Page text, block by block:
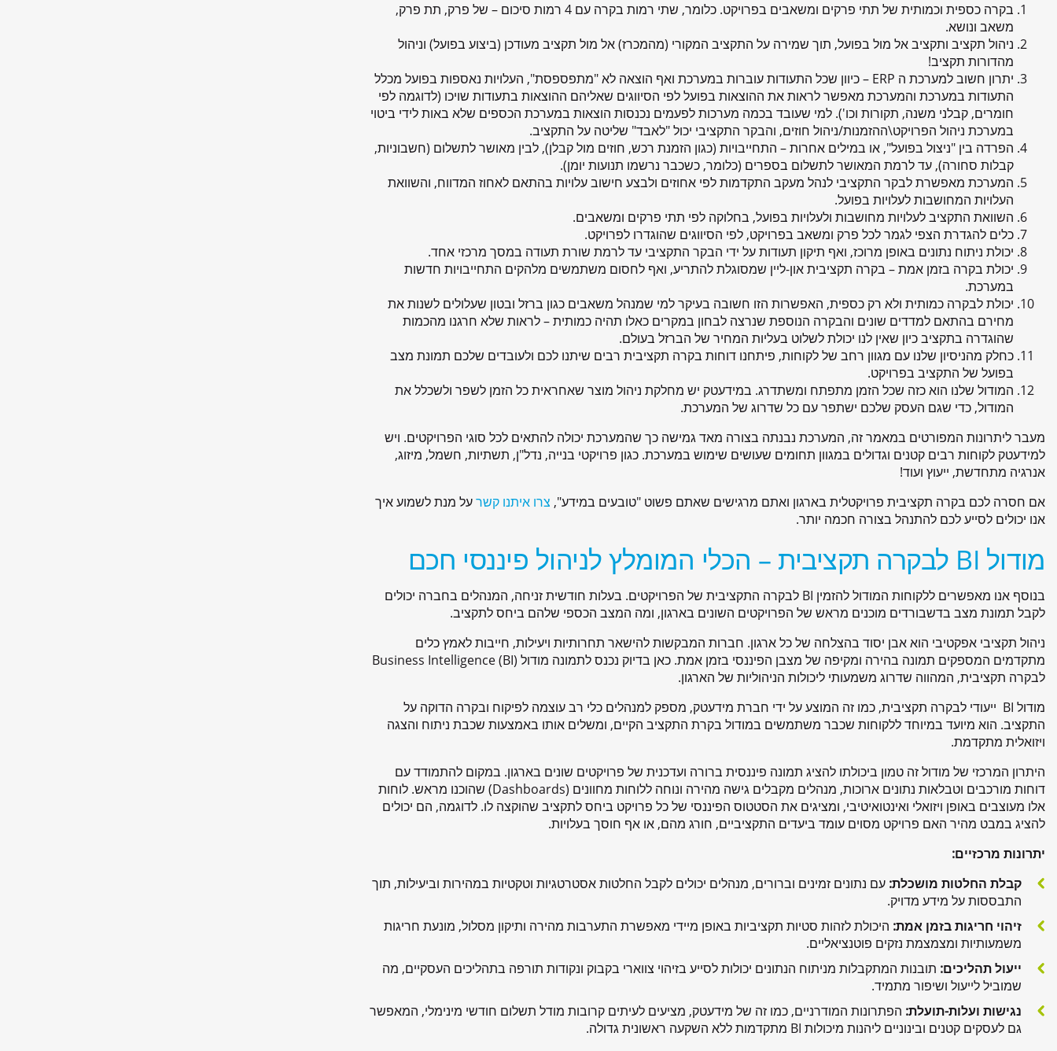
בקרה כספית וכמותית של תתי פרקים ומשאבים בפרויקט. כלומר, שתי רמות בקרה עם 4 רמות סיכום – של פרק, תת פרק,
משאב ונושא.
ניהול תקציב ותקציב אל מול בפועל, תוך שמירה על התקציב המקורי (מהמכרז) אל מול תקציב מעודכן (ביצוע בפועל) וניהול
מהדורות תקציב!
יתרון חשוב למערכת ה ERP – כיוון שכל התעודות עוברות במערכת ואף הוצאה לא "מתפספסת", העלויות נאספות בפועל מכלל
התעודות במערכת והמערכת מאפשר לראות את ההוצאות בפועל לפי הסיווגים שאליהם ההוצאות בתעודות שויכו (לדוגמה לפי
חומרים, קבלני משנה, תקורות וכו'). למי שעובד בכמה מערכות לפעמים נכנסות הוצאות במערכת הכספים שלא באות לידי ביטוי
במערכת ניהול הפרויקט\ההזמנות/ניהול חוזים, והבקר התקציבי יכול "לאבד" שליטה על התקציב.
הפרדה בין "ניצול בפועל", או במילים אחרות – התחייבויות (כגון הזמנת רכש, חוזים מול קבלן), לבין מאושר לתשלום (חשבוניות,
קבלות סחורה), עד לרמת המאושר לתשלום בספרים (כלומר, כשכבר נרשמו תנועות יומן).
המערכת מאפשרת לבקר התקציבי לנהל מעקב התקדמות לפי אחוזים ולבצע חישוב עלויות בהתאם לאחוז המדווח, והשוואת
העלויות המחושבות לעלויות בפועל.
השוואת התקציב לעלויות מחושבות ולעלויות בפועל, בחלוקה לפי תתי פרקים ומשאבים.
כלים להגדרת הצפי לגמר לכל פרק ומשאב בפרויקט, לפי הסיווגים שהוגדרו לפרויקט.
יכולת ניתוח נתונים באופן מרוכז, ואף תיקון תעודות על ידי הבקר התקציבי עד לרמת שורת תעודה במסך מרכזי אחד.
יכולת בקרה בזמן אמת – בקרה תקציבית און-ליין שמסוגלת להתריע, ואף לחסום משתמשים מלהקים התחייבויות חדשות
במערכת.
יכולת לבקרה כמותית ולא רק כספית, האפשרות הזו חשובה בעיקר למי שמנהל משאבים כגון ברזל ובטון שעלולים לשנות את
מחירם בהתאם למדדים שונים והבקרה הנוספת שנרצה לבחון במקרים כאלו תהיה כמותית – לראות שלא חרגנו מהכמות
שהוגדרה בתקציב כיון שאין לנו יכולת לשלוט בעליות המחיר של הברזל בעולם.
כחלק מהניסיון שלנו עם מגוון רחב של לקוחות, פיתחנו דוחות בקרה תקציבית רבים שיתנו לכם ולעובדים שלכם תמונת מצב
בפועל של התקציב בפרויקט.
המודול שלנו הוא כזה שכל הזמן מתפתח ומשתדרג. במידעטק יש מחלקת ניהול מוצר שאחראית כל הזמן לשפר ולשכלל את
המודול, כדי שגם העסק שלכם ישתפר עם כל שדרוג של המערכת.
מעבר ליתרונות המפורטים במאמר זה, המערכת נבנתה בצורה מאד גמישה כך שהמערכת יכולה להתאים לכל סוגי הפרויקטים. ויש
למידעטק לקוחות רבים קטנים וגדולים במגוון תחומים שעושים שימוש במערכת. כגון פרויקטי בנייה, נדל"ן, תשתיות, חשמל, מיזוג,
אנרגיה מתחדשת, ייעוץ ועוד!
אם חסרה לכם בקרה תקציבית פרויקטלית בארגון ואתם מרגישים שאתם פשוט "טובעים במידע", צרו איתנו קשרעל מנת לשמוע איך
אנו יכולים לסייע לכם להתנהל בצורה חכמה יותר.
מודול BI לבקרה תקציבית – הכלי המומלץ לניהול פיננסי חכם
בנוסף אנו מאפשרים ללקוחות המודול להזמין BI לבקרה התקציבית של הפרויקטים. בעלות חודשית זניחה, המנהלים בחברה יכולים
לקבל תמונת מצב בדשבורדים מוכנים מראש של הפרויקטים השונים בארגון, ומה המצב הכספי שלהם ביחס לתקציב.
ניהול תקציבי אפקטיבי הוא אבן יסוד בהצלחה של כל ארגון. חברות המבקשות להישאר תחרותיות ויעילות, חייבות לאמץ כלים
מתקדמים המספקים תמונה בהירה ומקיפה של מצבן הפיננסי בזמן אמת. כאן בדיוק נכנס לתמונה מודול Business Intelligence (BI)
לבקרה תקציבית, המהווה שדרוג משמעותי ליכולות הניהוליות של הארגון.
מודול BI ייעודי לבקרה תקציבית, כמו זה המוצע על ידי חברת מידעטק, מספק למנהלים כלי רב עוצמה לפיקוח ובקרה הדוקה על
התקציב. הוא מיועד במיוחד ללקוחות שכבר משתמשים במודול בקרת התקציב הקיים, ומשלים אותו באמצעות שכבת ניתוח והצגה
ויזואלית מתקדמת.
היתרון המרכזי של מודול זה טמון ביכולתו להציג תמונה פיננסית ברורה ועדכנית של פרויקטים שונים בארגון. במקום להתמודד עם
דוחות מורכבים וטבלאות נתונים ארוכות, מנהלים מקבלים גישה מהירה ונוחה ללוחות מחוונים (Dashboards) שהוכנו מראש. לוחות
אלו מעוצבים באופן ויזואלי ואינטואיטיבי, ומציגים את הסטטוס הפיננסי של כל פרויקט ביחס לתקציב שהוקצה לו. לדוגמה, הם יכולים
להציג במבט מהיר האם פרויקט מסוים עומד ביעדים התקציביים, חורג מהם, או אף חוסך בעלויות.
יתרונות מרכזיים:
קבלת החלטות מושכלת: עם נתונים זמינים וברורים, מנהלים יכולים לקבל החלטות אסטרטגיות וטקטיות במהירות וביעילות, תוך
התבססות על מידע מדויק.
זיהוי חריגות בזמן אמת: היכולת לזהות סטיות תקציביות באופן מיידי מאפשרת התערבות מהירה ותיקון מסלול, מונעת חריגות
משמעותיות ומצמצמת נזקים פוטנציאליים.
ייעול תהליכים: תובנות המתקבלות מניתוח הנתונים יכולות לסייע בזיהוי צווארי בקבוק ונקודות תורפה בתהליכים העסקיים, מה
שמוביל לייעול ושיפור מתמיד.
נגישות ועלות-תועלת: הפתרונות המודרניים, כמו זה של מידעטק, מציעים לעיתים קרובות מודל תשלום חודשי מינימלי, המאפשר
גם לעסקים קטנים ובינוניים ליהנות מיכולות BI מתקדמות ללא השקעה ראשונית גדולה.